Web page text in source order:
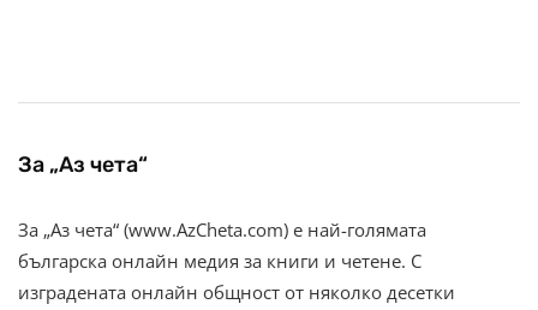
За „Аз чета“
За „Аз чета“ (www.AzCheta.com) е най-голямата
българска онлайн медия за книги и четене. С
изградената онлайн общност от няколко десетки